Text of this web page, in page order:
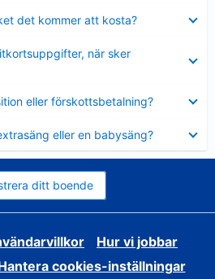
det kommer att kosta?
när sker
eller förskottsbetalning?
eller en babysäng?
ditt boende
Hur vi jobbar
cookies-inställningar